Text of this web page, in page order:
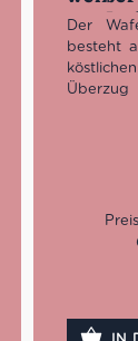
aus
Der
besteht
Überzug
für alle